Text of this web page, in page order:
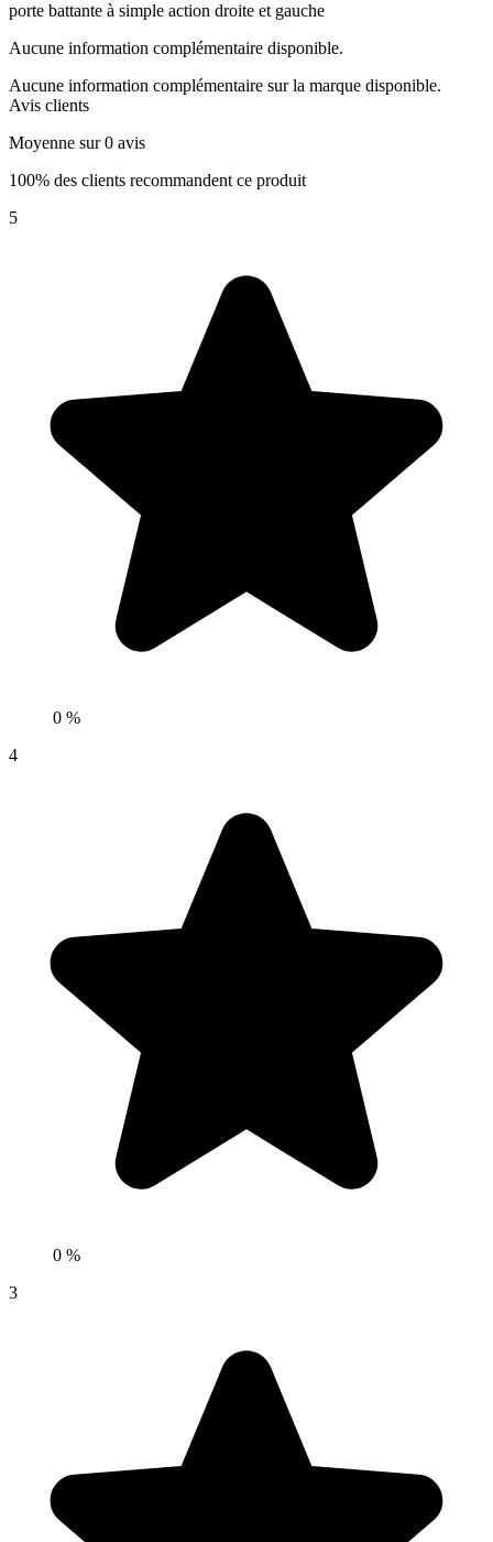
porte battante à simple action droite et gauche
Aucune information complémentaire disponible.
Aucune information complémentaire sur la marque disponible.
Avis clients
Moyenne sur 0 avis
100% des clients recommandent ce produit
5
0 %
4
0 %
3